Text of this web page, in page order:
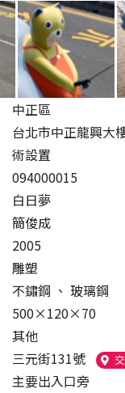
料
中正區
台北市中正龍興大
術設置
094000015
白日夢
簡俊成
2005
雕塑
不鏽鋼 、 玻璃鋼
500×120×70
其他
三元街131號
主要出入口旁